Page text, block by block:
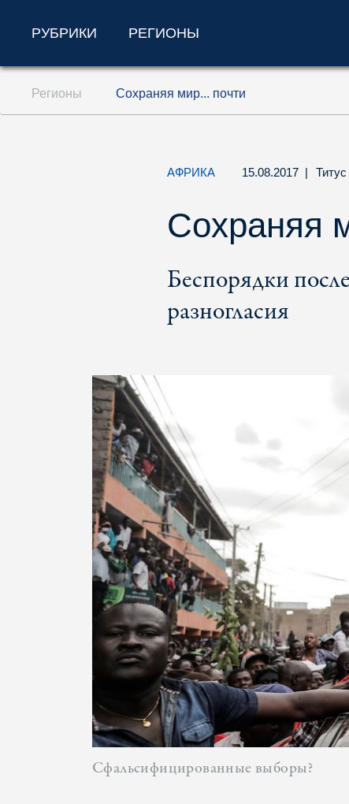
Перейти к содержанию (ключ доступа '1')
Перейти к поиску (ключ доступа '2')
РУБРИКИ РЕГИОНЫ
Регионы Сохраняя мир... почти
АФРИКА 15.08.2017 |
Сохраняя
Беспорядки
разногласия
Сфальсифицированные выборы?